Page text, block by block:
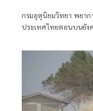
กรมอุตุนิยมวิทยา พยาก
ประเทศไทยตอนบนยัง